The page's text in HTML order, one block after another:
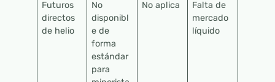
Futuros
directos
de helio
No
disponibl
e de
forma
estándar
para
No aplica
Falta de
mercado
líquido